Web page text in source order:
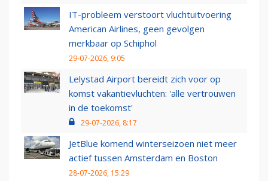
IT-probleem verstoort vluchtuitvoering
American Airlines, geen gevolgen
merkbaar op Schiphol
29-07-2026, 9:05
Lelystad Airport bereidt zich voor op
komst vakantievluchten: 'alle vertrouwen
in de toekomst'
29-07-2026, 8:17
JetBlue komend winterseizoen niet meer
actief tussen Amsterdam en Boston
28-07-2026, 15:29